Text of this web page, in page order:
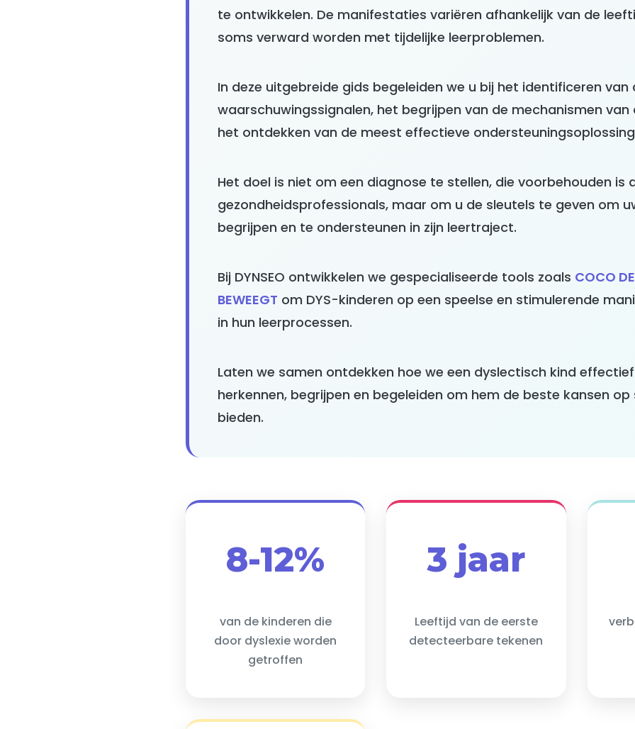
te ontwikkelen. De manifestaties variëren afhankelijk van de
soms verward worden met tijdelijke leerproblemen.
In deze uitgebreide gids begeleiden we u bij het identificeren van
waarschuwingssignalen, het begrijpen van de mechanismen van
het ontdekken van de meest effectieve
Het doel is niet om een diagnose te stellen, die voorbehouden is
gezondheidsprofessionals, maar om u de sleutels te geven om
begrijpen en te ondersteunen in zijn leertraject.
Bij DYNSEO ontwikkelen we gespecialiseerde tools zoals COCO
BEWEEGT om DYS-kinderen op een speelse en stimulerende
in hun leerprocessen.
Laten we samen ontdekken hoe we een dyslectisch kind
herkennen, begrijpen en begeleiden om hem de beste kansen
bieden.
8-12%
van de kinderen die
door dyslexie worden
getroffen
3 jaar
Leeftijd van de eerste
detecteerbare tekenen